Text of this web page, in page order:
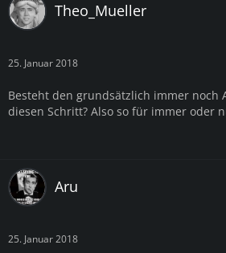
Theo_Mueller
25. Januar 2018
Besteht den grundsätzlich immer noch
diesen Schritt? Also so für immer oder
Aru
25. Januar 2018